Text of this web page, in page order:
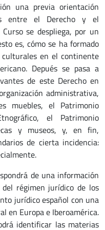
una previa orientación
entre el Derecho y el
se despliega, por un
es, cómo se ha formado
en el continente
Depués se pasa a
de este Derecho en
administrativa,
muebles, el Patrimonio
el Patrimonio
y museos, y, en fin,
de cierta incidencia:
de una información
régimen jurídico de los
jurídico español con una
en Europa e Iberoamérica.
identificar las materias